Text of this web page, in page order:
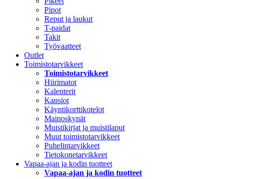
Pipot
Reput ja laukut
T-paidat
Takit
Työvaatteet
Outlet
Toimistotarvikkeet
Toimistotarvikkeet
Hiirimatot
Kalenterit
Kansiot
Käyntikorttikotelot
Mainoskynät
Muistikirjat ja muistilaput
Muut toimistotarvikkeet
Puhelintarvikkeet
Tietokonetarvikkeet
Vapaa-ajan ja kodin tuotteet
Vapaa-ajan ja kodin tuotteet